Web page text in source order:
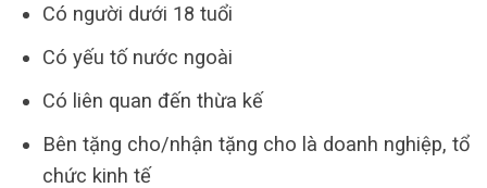
Có người dưới 18 tuổi
Có yếu tố nước ngoài
Có liên quan đến thừa kế
Bên tặng cho/nhận tặng cho là doanh nghiệp, tổ
chức kinh tế